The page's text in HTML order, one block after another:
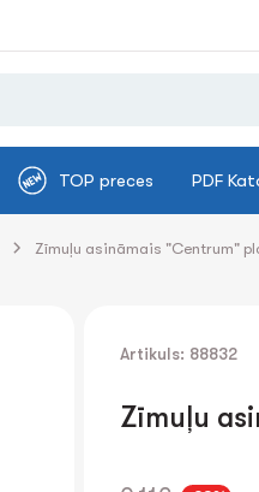
TOP preces PDF
Zīmuļu asināmais "Centrum"
Artikuls: 88832
Zīmuļu